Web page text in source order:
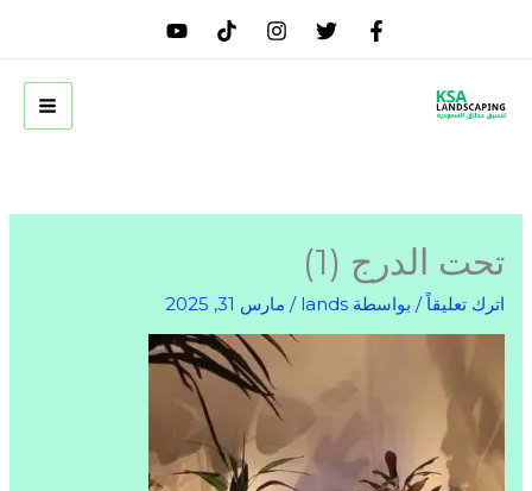
تحت الدرج (1)
اترك تعليقاً / بواسطة lands
/ مارس 31, 2025